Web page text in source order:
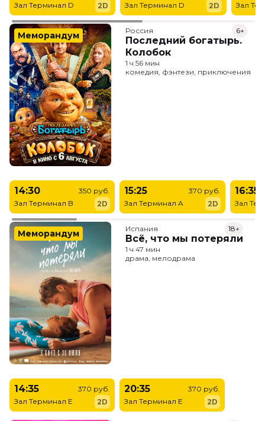
Зал Терминал D
2D
Зал Терминал D
2D
Зал
Меморандум Россия
Последний богатырь.
Колобок
6+
1 ч 56 мин
комедия, фэнтези, приключения
14:30
Зал Терминал B
350 руб.
2D
15:25
Зал Терминал A
370 руб.
2D
16:35
Зал
Меморандум Испания
Всё, что мы потеряли
18+
1 ч 47 мин
драма, мелодрама
14:35
Зал Терминал E
370 руб.
2D
20:35
Зал Терминал E
370 руб.
2D